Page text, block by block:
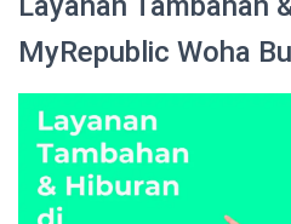
MyRepublic Woha